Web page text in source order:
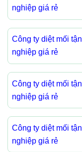
nghiệp giá rẻ
Công ty diệt mối
nghiệp giá rẻ
Công ty diệt mối
nghiệp giá rẻ
Công ty diệt mối
nghiệp giá rẻ